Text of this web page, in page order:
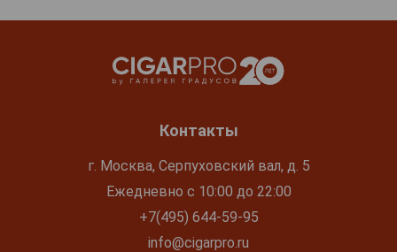
Контакты
г. Москва, Серпуховский вал, д. 5
Ежедневно с 10:00 до 22:00
+7(495) 644-59-95
info@cigarpro.ru